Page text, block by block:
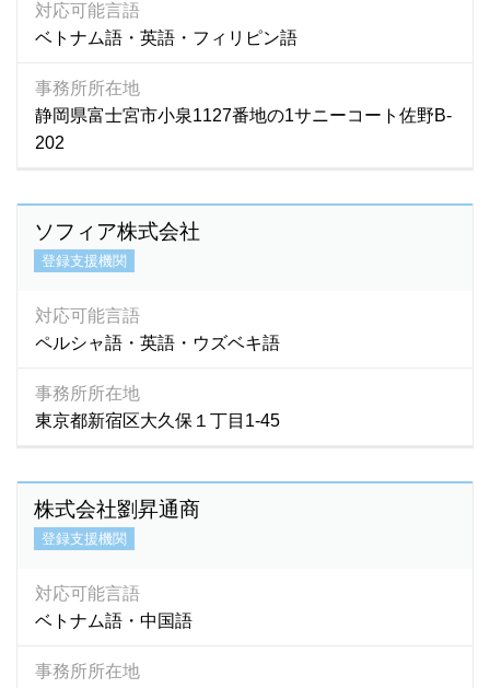
朝鮮語 (2)
日本語
(7)
福建語 (0)
北京語 (19)
対応可能言語
ベトナム語・英語・フィリピン語
事務所所在地
静岡県富士宮市小泉1127番地の1サニーコート佐野B-
202
ソフィア株式会社
登録支援機関
対応可能言語
ペルシャ語・英語・ウズベキ語
事務所所在地
東京都新宿区大久保１丁目1-45
株式会社劉昇通商
登録支援機関
対応可能言語
ベトナム語・中国語
事務所所在地